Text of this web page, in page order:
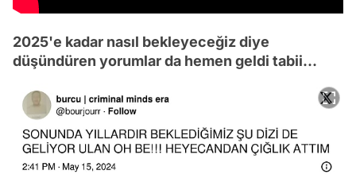
2025'e kadar nasıl bekleyeceğiz diye
düşündüren yorumlar da hemen geldi tabii...